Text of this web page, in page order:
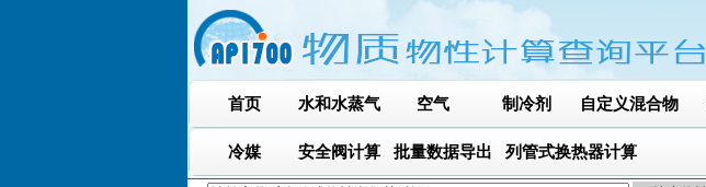
首页 水和水蒸气 空气 制冷剂 自定义混合物
冷媒 安全阀计算 批量数据导出 列管式换热器计算